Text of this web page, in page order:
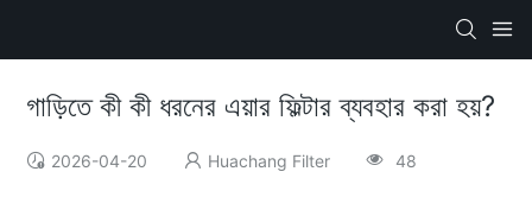
গাড়িতে কী কী ধরনের এয়ার ফিল্টার ব্যবহার করা হয়?
2026-04-20 Huachang Filter 48